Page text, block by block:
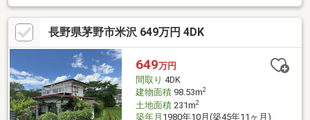
２年間保証・シロアリ防除工事施工後5年間保証・返済額や融資可
能額など、お客様のご希望にあわせてご提案。住宅ローンが初め
ての方でもお気軽にご相談ください【周辺施設】・茅野市立宮川
小学校約2000ｍ（徒歩25分）・茅野市立長峰中学校約3000ｍ（徒
歩38分）・デリシア宮川店様約1800ｍ（車4分）・ローソン茅野
宮川店様約1700ｍ（車4分）
長野県茅野市米沢 649万円 4DK
649万円
間取り 4DK
建物面積98.53m2
土地面積231m2
築年月 1980年10月(築45年11ヶ月)